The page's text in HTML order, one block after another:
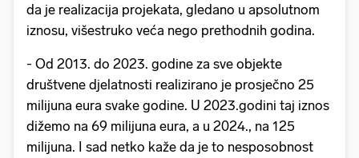
da je realizacija projekata, gledano u apsolutnom
iznosu, višestruko veća nego prethodnih godina.
- Od 2013. do 2023. godine za sve objekte
društvene djelatnosti realizirano je prosječno 25
milijuna eura svake godine. U 2023.godini taj iznos
dižemo na 69 milijuna eura, a u 2024., na 125
milijuna. I sad netko kaže da je to nesposobnost